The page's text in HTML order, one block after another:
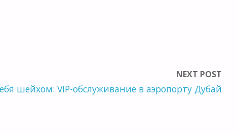
NEXT POST
шейхом: VIP-обслуживание в аэропорту Дубай